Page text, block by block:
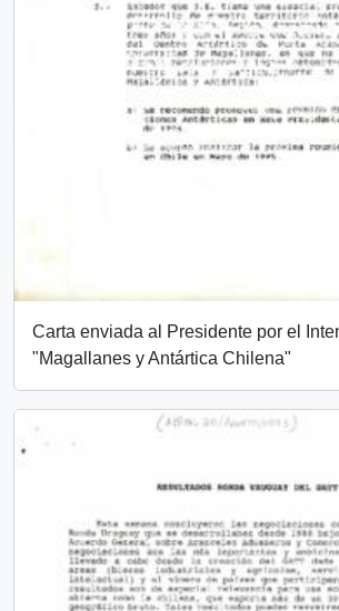
Carta enviada al Presidente por el
"Magallanes y Antártica Chilena"